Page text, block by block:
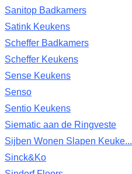
Sanitop Badkamers
Satink Keukens
Scheffer Badkamers
Scheffer Keukens
Sense Keukens
Senso
Sentio Keukens
Siematic aan de Ringveste
Sijben Wonen Slapen Keuke...
Sinck&Ko